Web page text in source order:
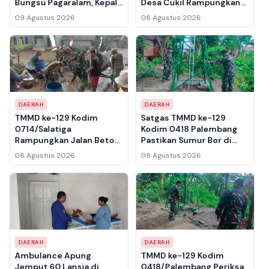
Bungsu Pagaralam, Kepala
Bandara Minta Warga Tak
Buang Puntung Rokok
Sembarangan
09 Agustus 2026
Desa Cukil Rampungkan
Rabat Beton Jalan, Target
Tembus Sebelum
Penarikan Pasukan
08 Agustus 2026
DAERAH
TMMD ke-129 Kodim
0714/Salatiga
Rampungkan Jalan Beton
di Desa Cukil, Gotong
Royong Warga dan Satgas
Jadi Sorotan
08 Agustus 2026
DAERAH
Satgas TMMD ke-129
Kodim 0418 Palembang
Pastikan Sumur Bor di
Talang Betutu Layak Pakai
untuk Warga
08 Agustus 2026
DAERAH
Ambulance Apung
Jemput 60 Lansia di
DAERAH
TMMD ke-129 Kodim
0418/Palembang Periksa